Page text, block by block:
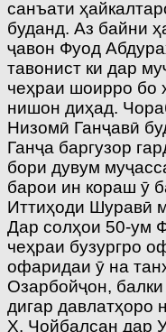
санъати
буданд. Аз байни
ҷавон Фуод
тавонист ки дар
чеҳраи шоирро бо
нишон диҳад.
Низомӣ Ганҷавӣ
Ганҷа баргузор
бори дувум
барои ин кораш ӯ
Иттиҳоди Шуравӣ
Дар солҳои 50-ум
чеҳраи бузургро
офаридаи ӯ на
Озарбойҷон,
дигар давлатҳоро
Х. Чойбалсан дар